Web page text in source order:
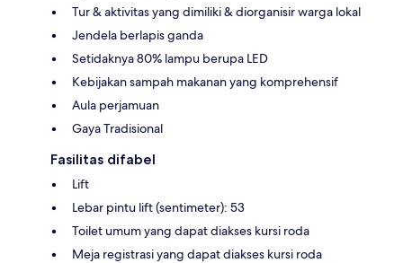
Tur & aktivitas yang dimiliki & diorganisir warga lokal
Jendela berlapis ganda
Setidaknya 80% lampu berupa LED
Kebijakan sampah makanan yang komprehensif
Aula perjamuan
Gaya Tradisional
Fasilitas difabel
Lift
Lebar pintu lift (sentimeter): 53
Toilet umum yang dapat diakses kursi roda
Meja registrasi yang dapat diakses kursi roda